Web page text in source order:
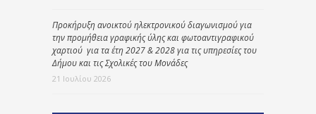
Προκήρυξη ανοικτού ηλεκτρονικού διαγωνισμού για
την προμήθεια γραφικής ύλης και φωτοαντιγραφικού
χαρτιού για τα έτη 2027 & 2028 για τις υπηρεσίες του
Δήμου και τις Σχολικές του Μονάδες
21 Ιουλίου 2026